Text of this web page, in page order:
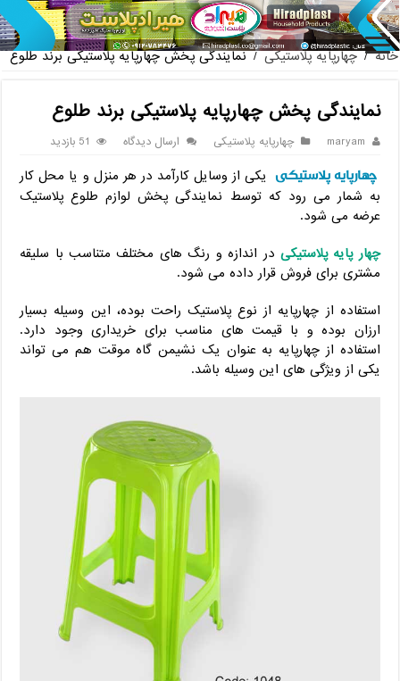
پخش عمده صندلی پلاستیکی
خانه / چهارپایه پلاستیکی / نمایندگی پخش چهارپایه پلاستیکی برند طلوع
نمایندگی پخش چهارپایه پلاستیکی برند طلوع
maryam چهارپایه پلاستیکی ارسال دیدگاه 51 بازدید
چهارپایه پلاستیکی یکی از وسایل کارآمد در هر منزل و یا محل کار
به شمار می رود که توسط نمایندگی پخش لوازم طلوع پلاستیک
عرضه می شود.
چهار پایه پلاستیکی در اندازه و رنگ های مختلف متناسب با سلیقه
مشتری برای فروش قرار داده می شود.
استفاده از چهارپایه از نوع پلاستیک راحت بوده، این وسیله بسیار
ارزان بوده و با قیمت های مناسب برای خریداری وجود دارد.
استفاده از چهارپایه به عنوان یک نشیمن گاه موقت هم می تواند
یکی از ویژگی های این وسیله باشد.